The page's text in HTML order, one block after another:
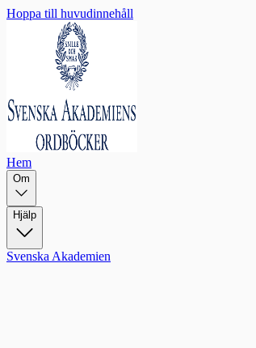
Hoppa till huvudinnehåll
Hem
Om
Hjälp
Svenska Akademien